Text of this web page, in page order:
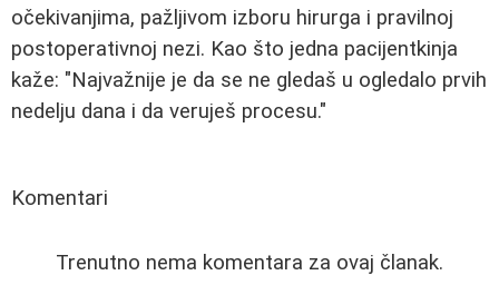
očekivanjima, pažljivom izboru hirurga i pravilnoj
postoperativnoj nezi. Kao što jedna pacijentkinja
kaže: "Najvažnije je da se ne gledaš u ogledalo prvih
nedelju dana i da veruješ procesu."
Komentari
Trenutno nema komentara za ovaj članak.